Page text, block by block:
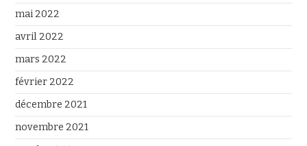
mai 2022
avril 2022
mars 2022
février 2022
décembre 2021
novembre 2021